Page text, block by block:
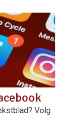
Volg